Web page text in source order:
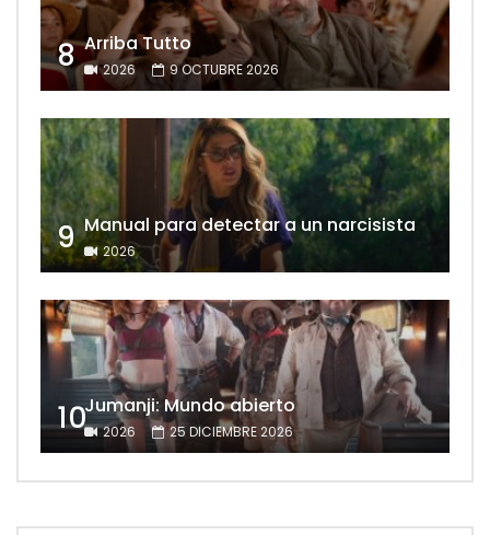
8 Arriba Tutto
2026 9 OCTUBRE 2026
9 Manual para detectar a un narcisista
2026
10Jumanji: Mundo abierto
2026 25 DICIEMBRE 2026